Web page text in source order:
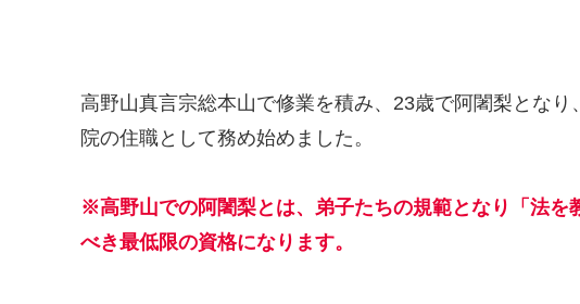
高野山真言宗総本山で修業を積み、23歳で阿闍梨とな
院の住職として務め始めました。
※高野山での阿闍梨とは、弟子たちの規範となり「法を
べき最低限の資格になります。